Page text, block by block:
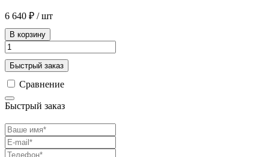
6 640 ₽ / шт
В корзину
Быстрый заказ
Сравнение
Быстрый заказ